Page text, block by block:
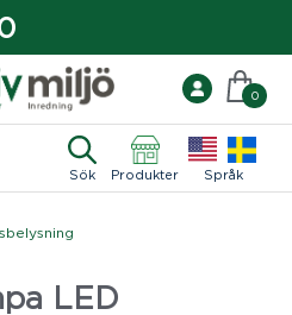
Sök Produkter Språk
0
LED